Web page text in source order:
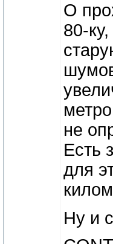
О
80-
не
Есть
для
Ну и